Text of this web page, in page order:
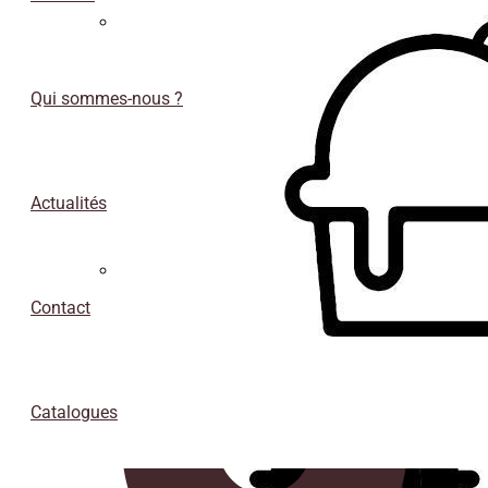
Conteneurs isothermes de porexpan
Qui sommes-nous ?
Actualités
Contact
Catalogues